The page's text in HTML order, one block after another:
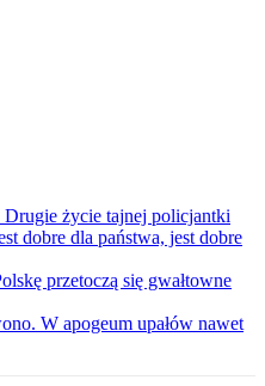
życie tajnej policjantki
dobre dla państwa, jest dobre
przetoczą się gwałtowne
W apogeum upałów nawet